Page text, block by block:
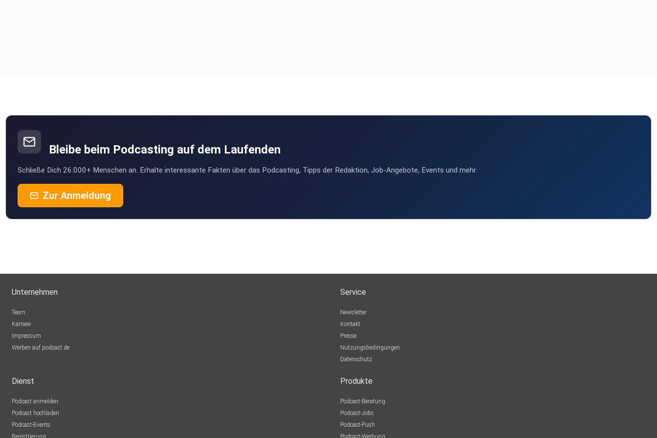
Bleibe beim Podcasting auf dem Laufenden
Schließe Dich 26.000+ Menschen an. Erhalte interessante Fakten über das Podcasting, Tipps der Redaktion, Job-Angebote, Events und mehr.
Zur Anmeldung
Unternehmen
Team
Karriere
Impressum
Werben auf podcast.de
Service
Newsletter
Kontakt
Presse
Nutzungsbedingungen
Datenschutz
Dienst
Podcast anmelden
Podcast hochladen
Podcast-Events
Registrierung
Produkte
Podcast-Beratung
Podcast-Jobs
Podcast-Push
Podcast-Werbung